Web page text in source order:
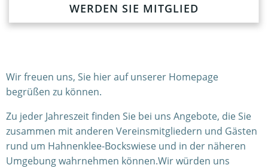
WERDEN SIE MITGLIED
Wir freuen uns, Sie hier auf unserer Homepage
begrüßen zu können.
Zu jeder Jahreszeit finden Sie bei uns Angebote, die Sie
zusammen mit anderen Vereinsmitgliedern und Gästen
rund um Hahnenklee-Bockswiese und in der näheren
Umgebung wahrnehmen können.Wir würden uns